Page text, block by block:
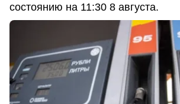
состоянию на 11:30 8 августа.